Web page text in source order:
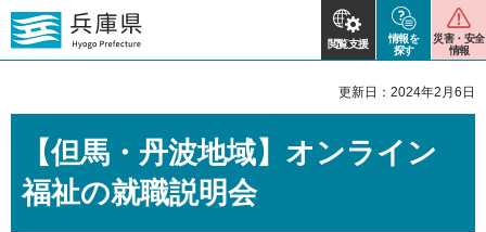
閲覧支援
情報を
探す
災害・安全
情報
更新日：2024年2月6日
【但馬・丹波地域】オンライン
福祉の就職説明会